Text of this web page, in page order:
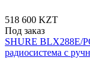
518 600 KZT
Под заказ
SHURE BLX288E/
радиосистема с